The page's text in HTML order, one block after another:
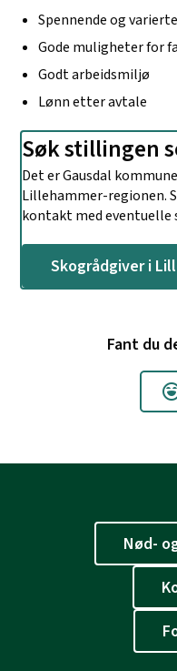
Spennende og
Gode muligheter for
Godt arbeidsmiljø
Lønn etter avtale
Søk stillingen
Det er Gausdal
Lillehammer-regionen.
kontakt med eventuelle
Skogrådgiver i
Fant du
Nød-